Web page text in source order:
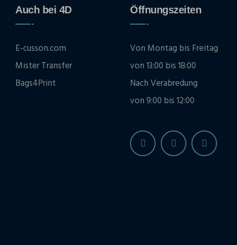
Auch bei 4D
E-cusson.com
Mister Transfer
Bags4Print
Öffnungszeiten
Von Montag bis Freitag
von 13:00 bis 18:00
Nach Verabredung
von 9:00 bis 12:00